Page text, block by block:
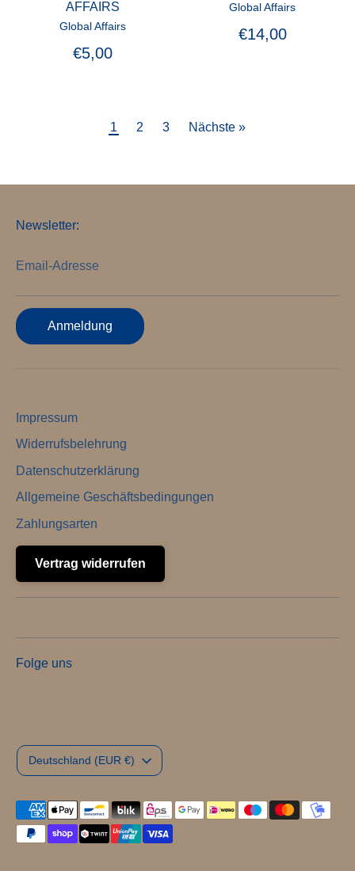
AFFAIRS
Global Affairs
€5,00
Global Affairs
€14,00
1 2 3 Nächste »
Newsletter:
Email-Adresse
Anmeldung
Impressum
Widerrufsbelehrung
Datenschutzerklärung
Allgemeine Geschäftsbedingungen
Zahlungsarten
Vertrag widerrufen
Folge uns
Währung
Deutschland (EUR €)
Akzeptierte
Zahlungsarten